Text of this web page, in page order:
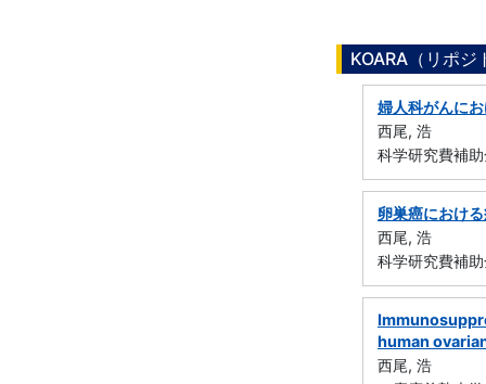
KOARA（リポ
婦人科がんに
西尾, 浩
科学研究費補
卵巣癌におけ
西尾, 浩
科学研究費補
human
西尾, 浩